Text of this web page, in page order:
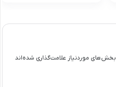
بخش‌های موردنیاز علامت‌گذاری شده‌اند